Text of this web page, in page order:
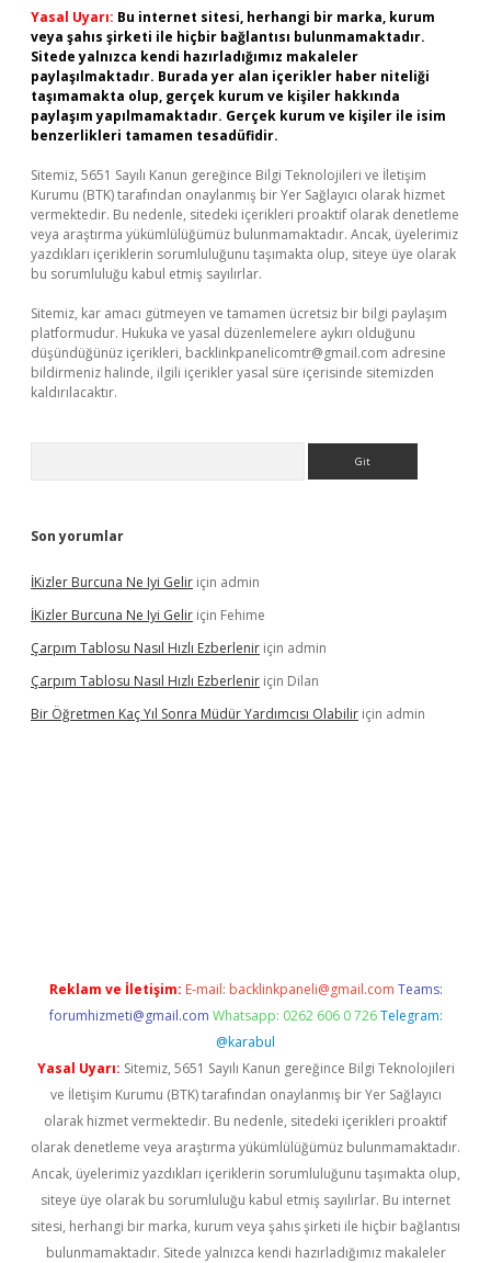
Yasal Uyarı: Bu internet sitesi, herhangi bir marka, kurum
veya şahıs şirketi ile hiçbir bağlantısı bulunmamaktadır.
Sitede yalnızca kendi hazırladığımız makaleler
paylaşılmaktadır. Burada yer alan içerikler haber niteliği
taşımamakta olup, gerçek kurum ve kişiler hakkında
paylaşım yapılmamaktadır. Gerçek kurum ve kişiler ile isim
benzerlikleri tamamen tesadüfidir.
Sitemiz, 5651 Sayılı Kanun gereğince Bilgi Teknolojileri ve İletişim
Kurumu (BTK) tarafından onaylanmış bir Yer Sağlayıcı olarak hizmet
vermektedir. Bu nedenle, sitedeki içerikleri proaktif olarak denetleme
veya araştırma yükümlülüğümüz bulunmamaktadır. Ancak, üyelerimiz
yazdıkları içeriklerin sorumluluğunu taşımakta olup, siteye üye olarak
bu sorumluluğu kabul etmiş sayılırlar.
Sitemiz, kar amacı gütmeyen ve tamamen ücretsiz bir bilgi paylaşım
platformudur. Hukuka ve yasal düzenlemelere aykırı olduğunu
düşündüğünüz içerikleri, backlinkpanelicomtr@gmail.com adresine
bildirmeniz halinde, ilgili içerikler yasal süre içerisinde sitemizden
kaldırılacaktır.
Son yorumlar
İKizler Burcuna Ne Iyi Gelir için admin
İKizler Burcuna Ne Iyi Gelir için Fehime
Çarpım Tablosu Nasıl Hızlı Ezberlenir için admin
Çarpım Tablosu Nasıl Hızlı Ezberlenir için Dilan
Bir Öğretmen Kaç Yıl Sonra Müdür Yardımcısı Olabilir için admin
Reklam ve İletişim: E-mail: backlinkpaneli@gmail.com Teams:
forumhizmeti@gmail.com Whatsapp: 0262 606 0 726 Telegram:
@karabul
Yasal Uyarı: Sitemiz, 5651 Sayılı Kanun gereğince Bilgi Teknolojileri
ve İletişim Kurumu (BTK) tarafından onaylanmış bir Yer Sağlayıcı
olarak hizmet vermektedir. Bu nedenle, sitedeki içerikleri proaktif
olarak denetleme veya araştırma yükümlülüğümüz bulunmamaktadır.
Ancak, üyelerimiz yazdıkları içeriklerin sorumluluğunu taşımakta olup,
siteye üye olarak bu sorumluluğu kabul etmiş sayılırlar. Bu internet
sitesi, herhangi bir marka, kurum veya şahıs şirketi ile hiçbir bağlantısı
bulunmamaktadır. Sitede yalnızca kendi hazırladığımız makaleler